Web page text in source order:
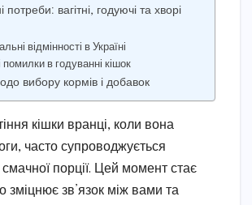
потреби: вагітні, годуючі та хворі
відмінності в Україні
помилки в годуванні кішок
вибору кормів і добавок
кішки вранці, коли вона
часто супроводжується
порції. Цей момент стає
зміцнює зв’язок між вами та